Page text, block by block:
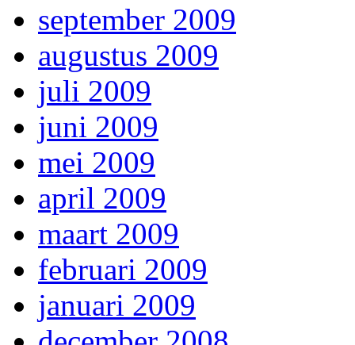
september 2009
augustus 2009
juli 2009
juni 2009
mei 2009
april 2009
maart 2009
februari 2009
januari 2009